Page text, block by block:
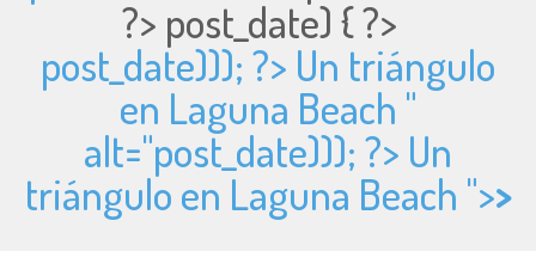
?> post_date) { ?>
post_date))); ?> Un triángulo
en Laguna Beach "
alt="post_date))); ?> Un
triángulo en Laguna Beach ">>